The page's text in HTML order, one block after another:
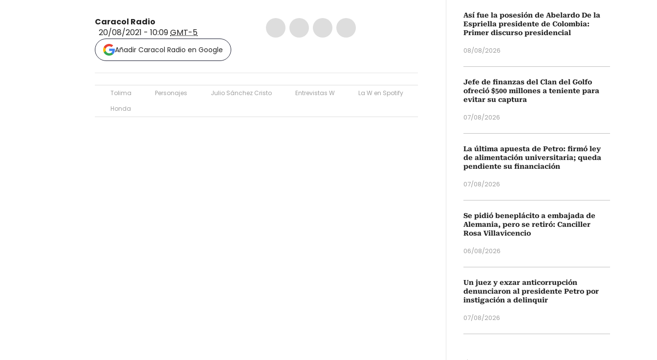
Caracol Radio
20/08/2021 - 10:09GMT-5
Añadir Caracol Radio en Google
Tolima Personajes Julio Sánchez Cristo Entrevistas W
La W en Spotify
Honda
Así fue la posesión de Abelardo De la
Espriella presidente de Colombia:
Primer discurso presidencial
08/08/2026
Jefe de finanzas del Clan del Golfo
ofreció $500 millones a teniente para
evitar su captura
07/08/2026
La última apuesta de Petro: firmó ley
de alimentación universitaria; queda
pendiente su financiación
07/08/2026
Se pidió beneplácito a embajada de
Alemania, pero se retiró: Canciller
Rosa Villavicencio
06/08/2026
Un juez y exzar anticorrupción
denunciaron al presidente Petro por
instigación a delinquir
07/08/2026